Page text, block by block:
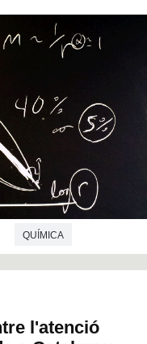
QUÍMICA
l'atenció